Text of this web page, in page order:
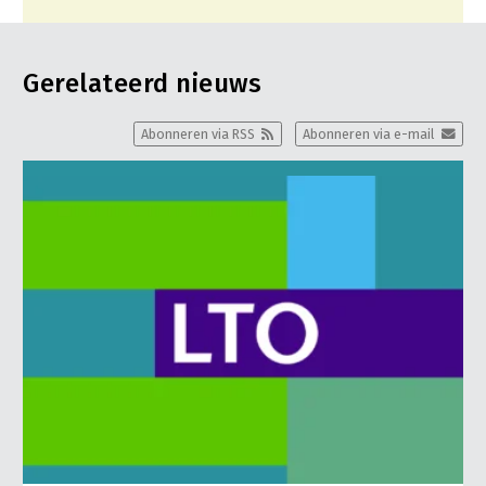
Gerelateerd nieuws
Abonneren via e-mail
Abonneren via RSS